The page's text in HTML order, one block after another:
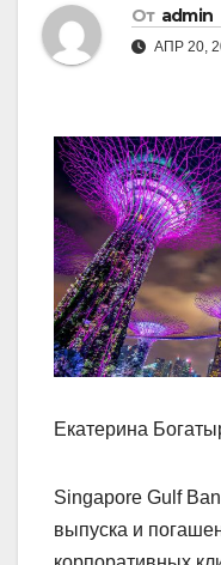
От admin
АПР 20,
Екатерина
Singapore Gulf
выпуска и